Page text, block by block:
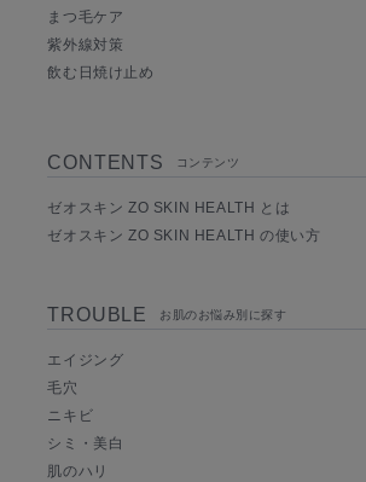
まつ毛ケア
紫外線対策
飲む日焼け止め
CONTENTS コンテンツ
ゼオスキン ZO SKIN HEALTH とは
ゼオスキン ZO SKIN HEALTH の使い方
TROUBLE お肌のお悩み別に探す
エイジング
毛穴
ニキビ
シミ・美白
肌のハリ